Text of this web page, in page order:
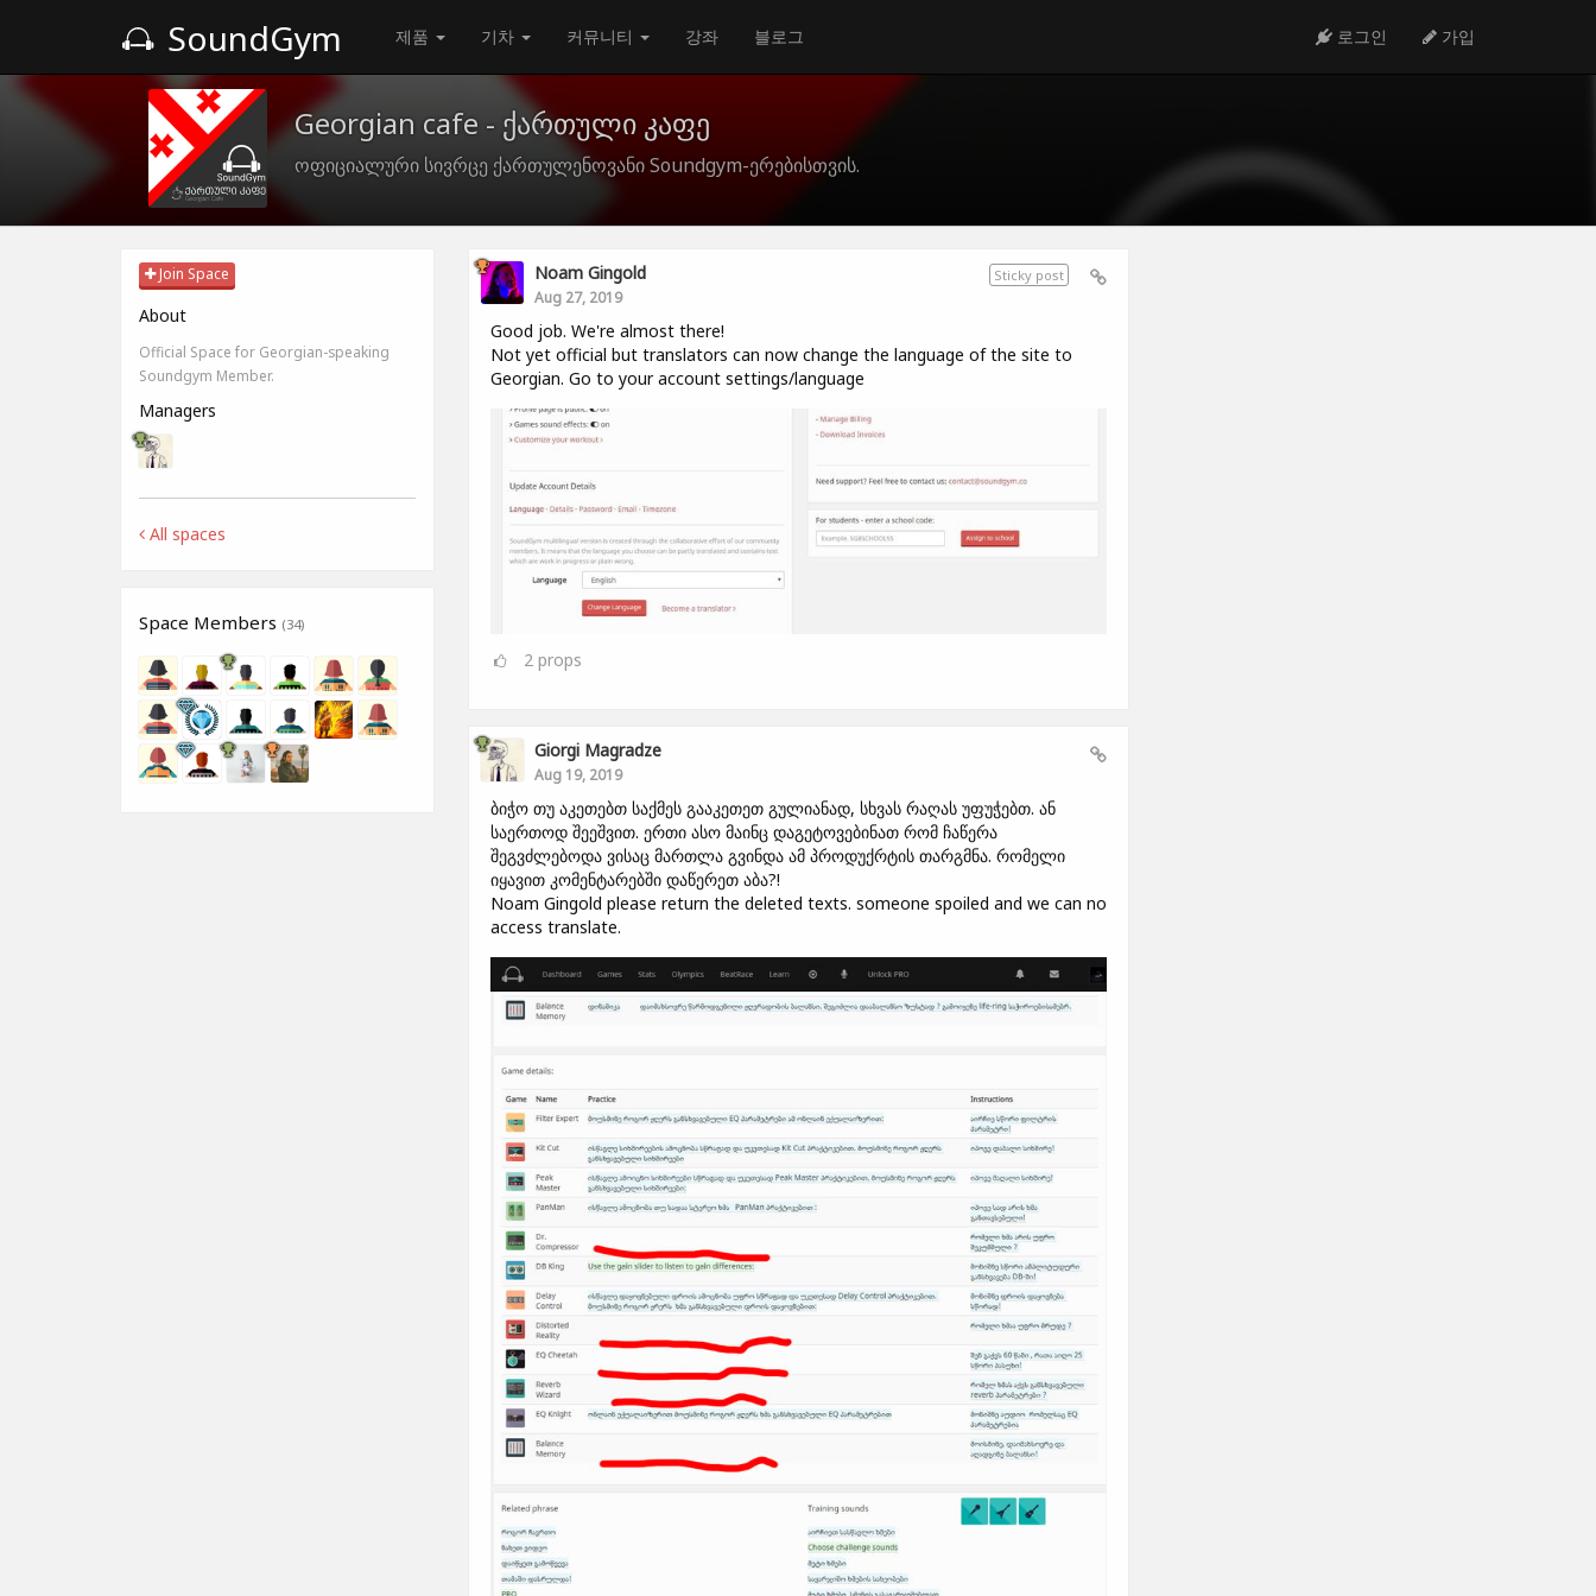
SoundGym 제품 기차 커뮤니티 강좌 블로그 로그인 가입
Georgian cafe - ქართული კაფე
ოფიციალური სივრცე ქართულენოვანი Soundgym-ერებისთვის.
Join Space
About
Official Space for Georgian-speaking
Soundgym Member.
Managers
All spaces
Space Members (34)
Sticky post
Noam Gingold
Aug 27, 2019
Good job. We're almost there!
Not yet official but translators can now change the language of the site to
Georgian. Go to your account settings/language
2props
Giorgi Magradze
Aug 19, 2019
ბიჭო თუ აკეთებთ საქმეს გააკეთეთ გულიანად, სხვას რაღას უფუჭებთ. ან
საერთოდ შეეშვით. ერთი ასო მაინც დაგეტოვებინათ რომ ჩაწერა
შეგვძლებოდა ვისაც მართლა გვინდა ამ პროდუქრტის თარგმნა. რომელი
იყავით კომენტარებში დაწერეთ აბა?!
Noam Gingold please return the deleted texts. someone spoiled and we can no
access translate.